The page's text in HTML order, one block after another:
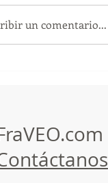
un comentario...